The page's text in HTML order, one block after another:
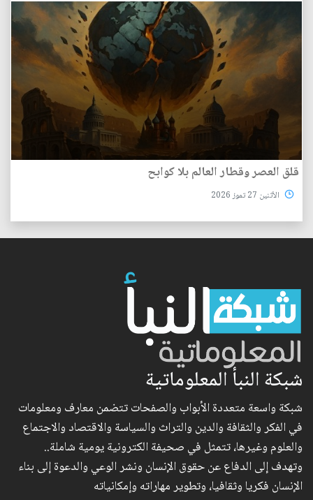
قلق العصر وقطار العالم بلا كوابح
الأثنين 27 تموز 2026
شبكة النبأ المعلوماتية
شبكة واسعة متعددة الأبواب والصفحات تتضمن معارف ومعلومات
في الفكر والثقافة والدين والتراث والسياسة والاقتصاد والاجتماع
والعلوم وغيرها، تتمثل في صحيفة الكترونية يومية شاملة..
وتهدف إلى الدفاع عن حقوق الإنسان ونشر الوعي والدعوة إلى بناء
الإنسان فكريا وثقافيا، وتطوير مهاراته وإمكانياته